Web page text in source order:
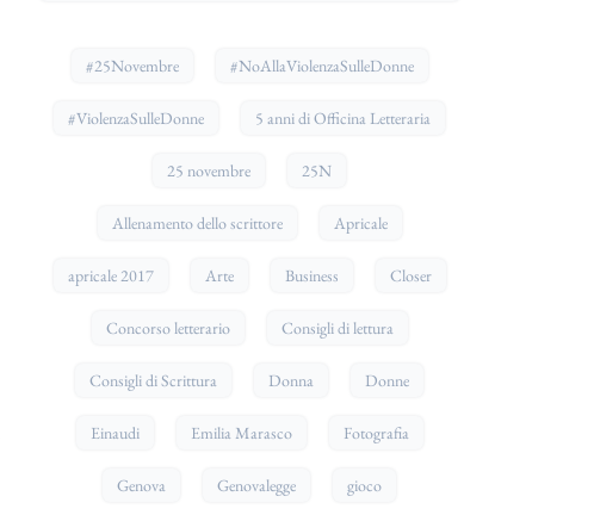
#25Novembre #NoAllaViolenzaSulleDonne
#ViolenzaSulleDonne 5 anni di Officina Letteraria
25 novembre 25N
Allenamento dello scrittore Apricale
apricale 2017 Arte Business Closer
Concorso letterario Consigli di lettura
Consigli di Scrittura Donna Donne
Einaudi Emilia Marasco Fotografia
Genova Genovalegge gioco